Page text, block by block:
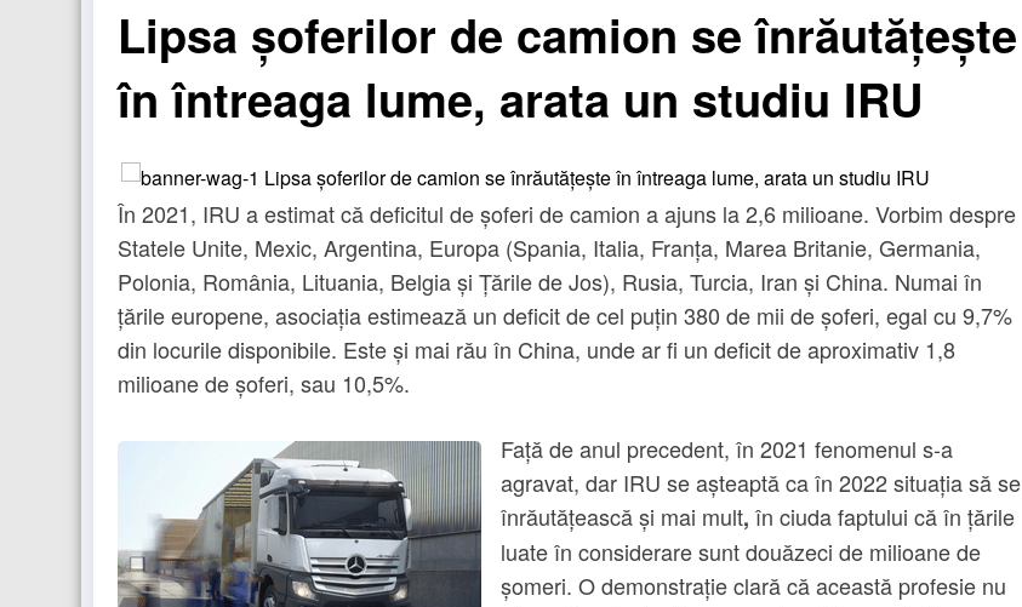
Lipsa șoferilor de camion se înrăutățește
în întreaga lume, arata un studiu IRU
În 2021, IRU a estimat că deficitul de șoferi de camion a ajuns la 2,6 milioane. Vorbim despre
Statele Unite, Mexic, Argentina, Europa (Spania, Italia, Franța, Marea Britanie, Germania,
Polonia, România, Lituania, Belgia și Țările de Jos), Rusia, Turcia, Iran și China. Numai în
țările europene, asociația estimează un deficit de cel puțin 380 de mii de șoferi, egal cu 9,7%
din locurile disponibile. Este și mai rău în China, unde ar fi un deficit de aproximativ 1,8
milioane de șoferi, sau 10,5%.
Față de anul precedent, în 2021 fenomenul s-a
agravat, dar IRU se așteaptă ca în 2022 situația să se
înrăutățească și mai mult, în ciuda faptului că în țările
luate în considerare sunt douăzeci de milioane de
șomeri. O demonstrație clară că această profesie nu